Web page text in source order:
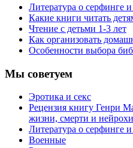
Литература о серфинге
Какие книги читать
Чтение с детьми 1-3 лет
Как организовать
Особенности выбора
Мы советуем
Эротика и секс
Рецензия книгу Генри
жизни, смерти и
Литература о серфинге
Военные